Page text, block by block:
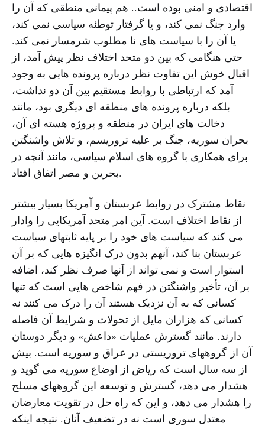
اقتصادی و امنی بوده است.. هم پیمانی منطقی که آن را
وارد جنگ نمی کند، و یا گرفتار توطئه سیاسی نمی کند،
یا آن را با سیاست های نا مطلوب شرمسار نمی کند.
حتی هنگامی که بین دو متحد اختلاف نظر پیش آمد، از
اقبال خوش این تفاوت نظر درباره پرونده هایی به وجود
آمد که ارتباطی با روابط مستقیم بین آن دو نداشت،
بلکه درباره پرونده های منطقه ای دیگری بود، مانند
دخالت های ایران در منطقه و پروژه هسته ای آن،
بحران سوریه، جنگ بر علیه تروریسم، و تلاش واشنگتن
برای همکاری با گروه های اسلام سیاسی، مانند آنچه در
بحرین و مصر اتفاق افتاد.
نقاط مشترک در روابط عربستان و آمریکا بسیار بیشتر
از نقاط اختلاف است. آین امر متحد آمریکایی را وادار
می کند که سیاست های خود را بر پایه ثابتهای سیاست
عربستان بنا کند، آنهم بدون درک انگیزه هایی که بر آن
استوار است و نمی تواند از آنها صرف نظر کند، اضافه
بر آن، تأخیر واشنگتن در فهم شاخص هایی است که تنها
کسانی که به آن نزدیک هستند آن را درک می کنند نه
کسانی که هزاران مایل از تحولات و شرایط آن فاصله
دارند. مانند گسترش عملیات «داعش» و دیگر دوستان
آن از گروههای تروریستی در عراق و سوریه است. بیش
از سه سال است که ریاض از اوضاع سوریه می گوید و
هشدار می دهد، گسترش و توسعه این گروههای مسلح
را هشدار می دهد، و این که راه حل در تقویت معارضان
معتدل سوری است نه در تضعیف آنان. نتیجه اینکه